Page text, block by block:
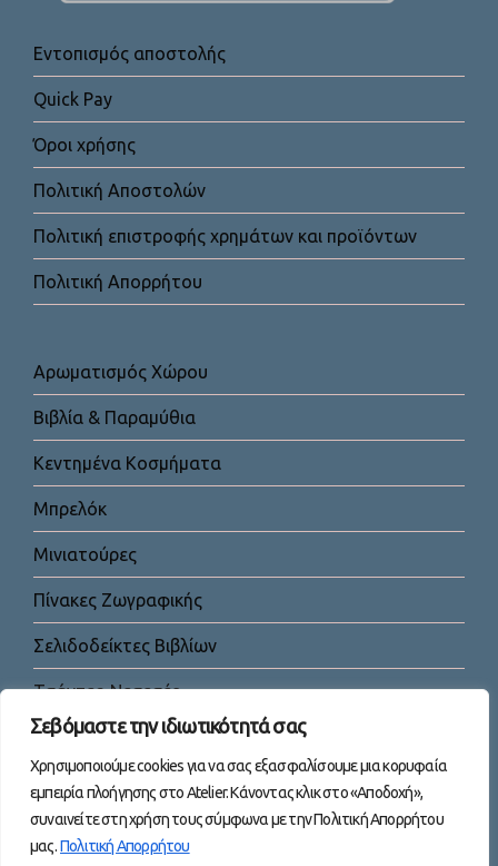
Σεβόμαστε την ιδιωτικότητά σας
Χρησιμοποιούμε cookies για να σας εξασφαλίσουμε μια κορυφαία
εμπειρία πλοήγησης στο Atelier. Κάνοντας κλικ στο «Αποδοχή»,
συναινείτε στη χρήση τους σύμφωνα με την Πολιτική Απορρήτου
μας. Πολιτική Απορρήτου
Εντοπισμός αποστολής
Quick Pay
Όροι χρήσης
Πολιτική Αποστολών
Πολιτική επιστροφής χρημάτων και προϊόντων
Πολιτική Απορρήτου
Αρωματισμός Χώρου
Βιβλία & Παραμύθια
Κεντημένα Κοσμήματα
Μπρελόκ
Μινιατούρες
Πίνακες Ζωγραφικής
Σελιδοδείκτες Βιβλίων
Τσάντες-Νεσεσέρ